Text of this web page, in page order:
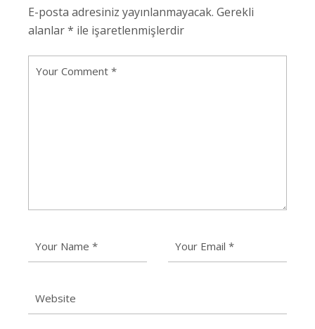
E-posta adresiniz yayınlanmayacak. Gerekli
alanlar* ile işaretlenmişlerdir